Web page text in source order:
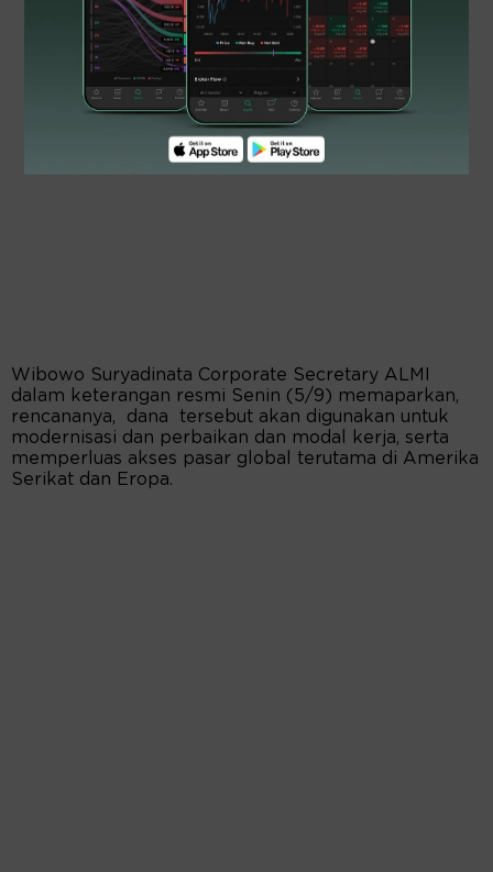
Wibowo Suryadinata Corporate Secretary ALMI
dalam keterangan resmi Senin (5/9) memaparkan,
rencananya, dana tersebut akan digunakan untuk
modernisasi dan perbaikan dan modal kerja, serta
memperluas akses pasar global terutama di Amerika
Serikat dan Eropa.